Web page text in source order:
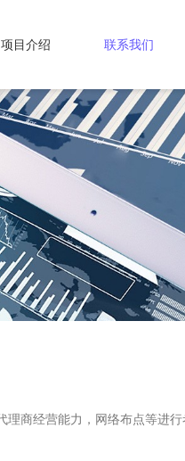
项目介绍 联系我们
商经营能力，网络布点等进